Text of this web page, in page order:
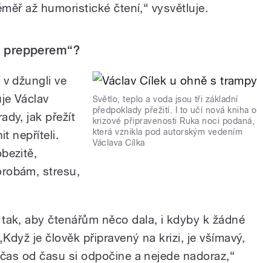
až humoristické čtení,“ vysvětluje.
Světlo, teplo a voda jsou tři základní
předpoklady přežití. I to učí nová kniha o
krizové připravenosti Ruka noci podaná,
která vznikla pod autorským vedením
Václava Cílka
v džungli ve
Václav
jak přežít
nepříteli.
stresu,
aby čtenářům něco dala, i kdyby k žádné
je člověk připravený na krizi, je všímavý,
od času si odpočine a nejede nadoraz,“